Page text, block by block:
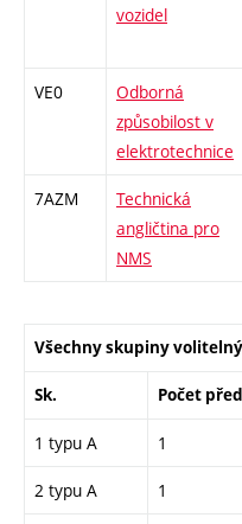
vozidel
VE0
Odborná
způsobilost v
elektrotechnice
7AZM
Technická
angličtina pro
NMS
Všechny skupiny
Sk. Počet
1 typu A 1
2 typu A 1